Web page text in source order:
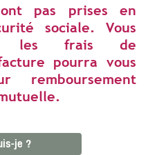
pas prises en
sociale. Vous
les frais de
pourra vous
remboursement
je ?